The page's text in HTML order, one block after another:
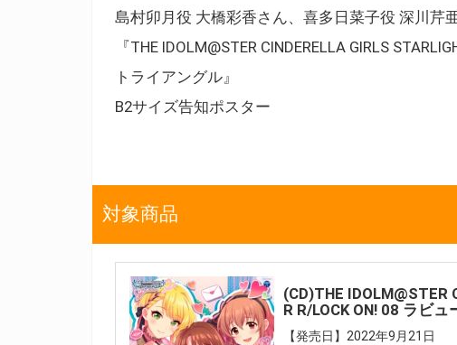
島村卯月役 大橋彩香さん、喜多日菜子役 深川芹
『THE IDOLM@STER CINDERELLA GIRLS
トライアングル』
B2サイズ告知ポスター
対象商品
(CD)THE IDOLM@STER
R R/LOCK ON! 08 ラビ
【発売日】2022年9月21日